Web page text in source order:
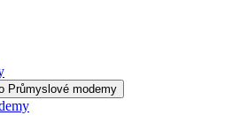
Průmyslové modemy